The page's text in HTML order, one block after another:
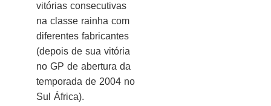
vitórias consecutivas
na classe rainha com
diferentes fabricantes
(depois de sua vitória
no GP de abertura da
temporada de 2004 no
Sul África).